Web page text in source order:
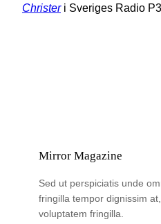
Christeri Sveriges Radio
Mirror Magazine
Sed ut perspiciatis unde
fringilla tempor dignissim
voluptatem fringilla.